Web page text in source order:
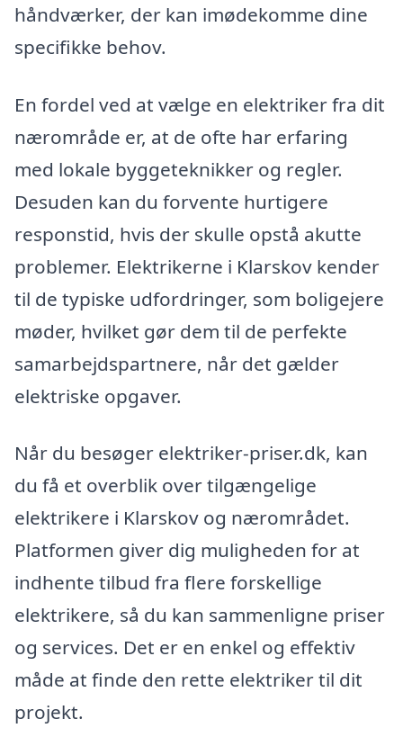
håndværker, der kan imødekomme dine
specifikke behov.
En fordel ved at vælge en elektriker fra dit
nærområde er, at de ofte har erfaring
med lokale byggeteknikker og regler.
Desuden kan du forvente hurtigere
responstid, hvis der skulle opstå akutte
problemer. Elektrikerne i Klarskov kender
til de typiske udfordringer, som boligejere
møder, hvilket gør dem til de perfekte
samarbejdspartnere, når det gælder
elektriske opgaver.
Når du besøger elektriker-priser.dk, kan
du få et overblik over tilgængelige
elektrikere i Klarskov og nærområdet.
Platformen giver dig muligheden for at
indhente tilbud fra flere forskellige
elektrikere, så du kan sammenligne priser
og services. Det er en enkel og effektiv
måde at finde den rette elektriker til dit
projekt.